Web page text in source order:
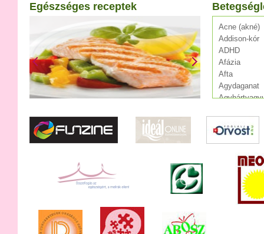
Egészséges receptek
Acne (akné)
Addison-kór
ADHD
Afázia
Afta
Agydaganat
Agyvérzés
Alkoholizmus
Allergia
Álmatlanság
Alzheimer-